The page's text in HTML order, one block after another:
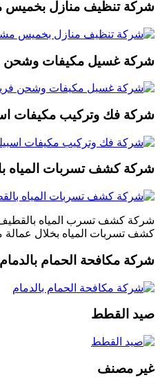
شركة تنظيف منازل
شركة غسيل مكيفات وشحن
شركة فك وتركيب مكيفات
شركة كشف تسربات المياه
شركة كشف تسرب المياه
كشف تسربات المياه بخلال عمالة
شركة مكافحة الحمام بالدمام
صيد القطط
غير مصنف